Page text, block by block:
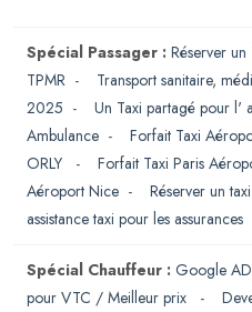
Spécial Passager : Réserver un
TPMR - Transport sanitaire,
2025 - Un Taxi partagé pour l'
Ambulance - Forfait Taxi
ORLY
- Forfait Taxi Paris
Aéroport Nice - Réserver un
assistance taxi pour les assurances
Spécial Chauffeur : Google
pour VTC / Meilleur prix
-